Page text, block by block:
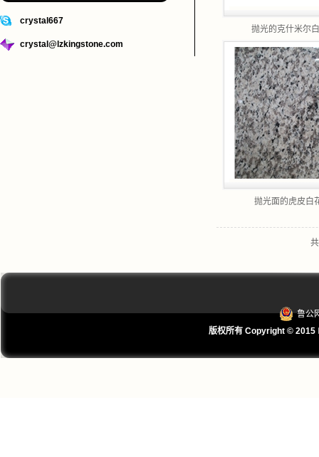
crystal667
crystal@lzkingstone.com
抛光的克什米尔
抛光面的虎皮白
鲁公
版权所有 Copyright © 2015